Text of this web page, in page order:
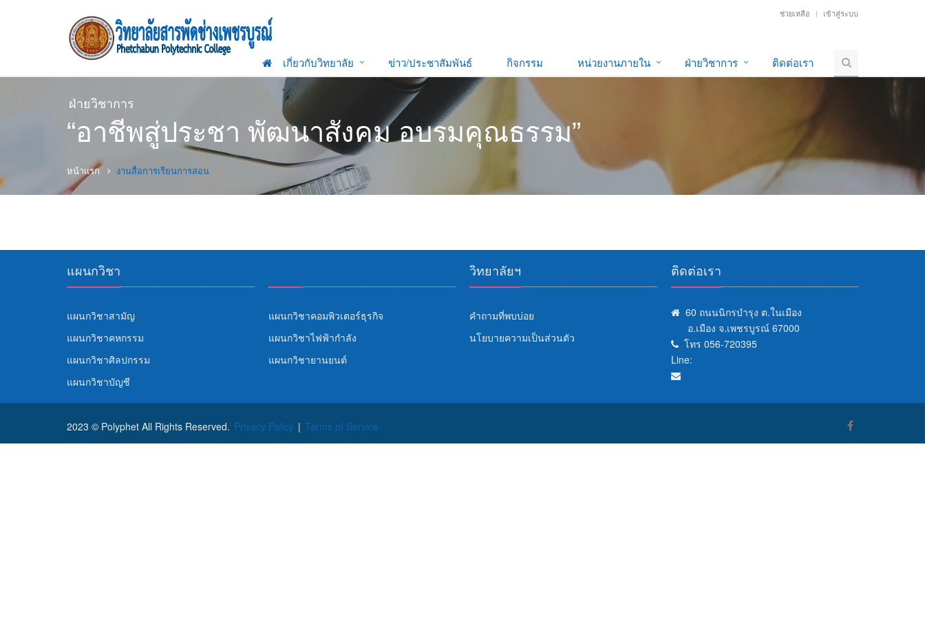
ช่วยเหลือ เข้าสู่ระบบ
เกี่ยวกับวิทยาลัย ข่าว/ประชาสัมพันธ์ กิจกรรม หน่วยงานภายใน ฝ่ายวิชาการ ติดต่อเรา
ฝ่ายวิชาการ
“อาชีพสู่ประชา พัฒนาสังคม อบรมคุณธรรม”
หน้าแรก งานสื่อการเรียนการสอน
แผนกวิชา
แผนกวิชาสามัญ
แผนกวิชาคหกรรม
แผนกวิชาศิลปกรรม
แผนกวิชาบัญชี
แผนกวิชาคอมพิวเตอร์ธุรกิจ
แผนกวิชาไฟฟ้ากำลัง
แผนกวิชายานยนต์
วิทยาลัยฯ
คำถามที่พบบ่อย
นโยบายความเป็นส่วนตัว
ติดต่อเรา
60 ถนนนิกรบำรุง ต.ในเมือง
อ.เมือง จ.เพชรบูรณ์ 67000
โทร 056-720395
Line:
2023 © Polyphet All Rights Reserved. Privacy Policy | Terms of Service